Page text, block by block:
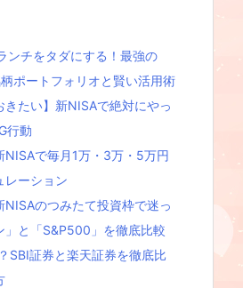
ンチをタダにする！最強の
ポートフォリオと賢い活用術
きたい】新NISAで絶対にやっ
行動
NISAで毎月1万・3万・5万円
レーション
NISAのつみたて投資枠で迷っ
」と「S&P500」を徹底比較
SBI証券と楽天証券を徹底比